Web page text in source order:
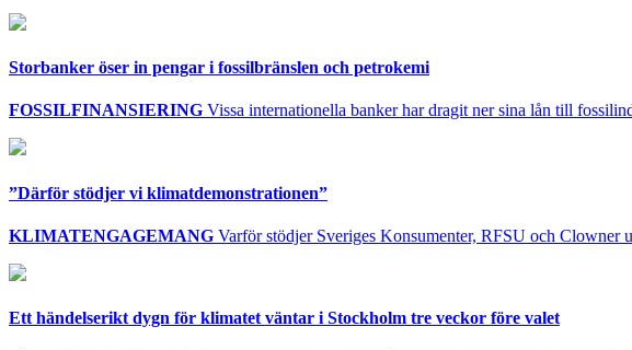
Storbanker öser in pengar i fossilbränslen och petrokemi
FOSSILFINANSIERING Vissa internationella banker har dragit ner sina lån till
”Därför stödjer vi klimatdemonstrationen”
KLIMATENGAGEMANG Varför stödjer Sveriges Konsumenter, RFSU och Clowner
Ett händelserikt dygn för klimatet väntar i Stockholm tre veckor före valet